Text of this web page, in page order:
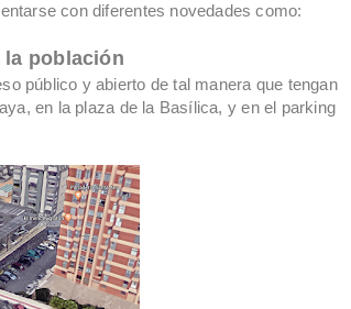
con diferentes novedades como:
población
público y abierto de tal manera que tengan
en la plaza de la Basílica, y en el parking